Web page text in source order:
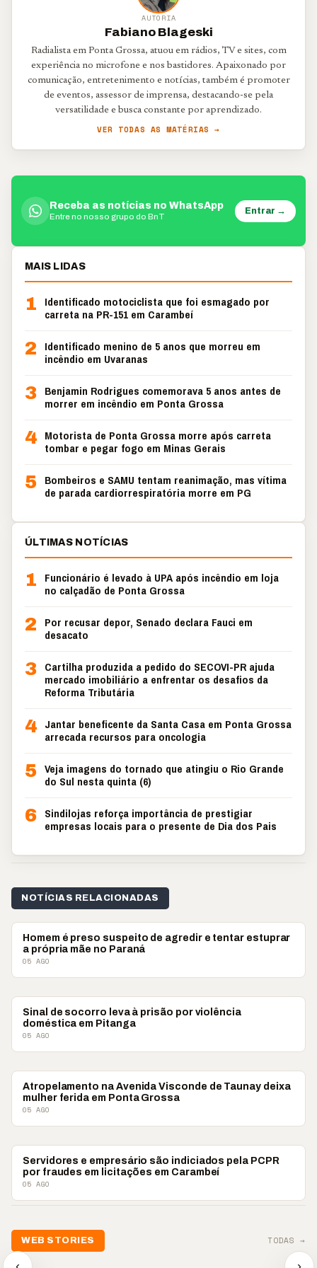
AUTORIA
Fabiano Blageski
Radialista em Ponta Grossa, atuou em rádios, TV e sites, com
experiência no microfone e nos bastidores. Apaixonado por
comunicação, entretenimento e notícias, também é promoter
de eventos, assessor de imprensa, destacando-se pela
versatilidade e busca constante por aprendizado.
VER TODAS AS MATÉRIAS →
Receba as notícias no WhatsApp
Entre no nosso grupo do BnT
Entrar →
MAIS LIDAS
1
Identificado motociclista que foi esmagado por
carreta na PR-151 em Carambeí
2
Identificado menino de 5 anos que morreu em
incêndio em Uvaranas
3 Benjamin Rodrigues comemorava 5 anos antes de
morrer em incêndio em Ponta Grossa
4 Motorista de Ponta Grossa morre após carreta
tombar e pegar fogo em Minas Gerais
5 Bombeiros e SAMU tentam reanimação, mas vítima
de parada cardiorrespiratória morre em PG
ÚLTIMAS NOTÍCIAS
1
Funcionário é levado à UPA após incêndio em loja
no calçadão de Ponta Grossa
2
Por recusar depor, Senado declara Fauci em
desacato
3 Cartilha produzida a pedido do SECOVI-PR ajuda
mercado imobiliário a enfrentar os desafios da
Reforma Tributária
4 Jantar beneficente da Santa Casa em Ponta Grossa
arrecada recursos para oncologia
5 Veja imagens do tornado que atingiu o Rio Grande
do Sul nesta quinta (6)
6 Sindilojas reforça importância de prestigiar
empresas locais para o presente de Dia dos Pais
NOTÍCIAS RELACIONADAS
POLICIAL
Homem é preso suspeito de agredir e tentar estuprar
a própria mãe no Paraná
05 AGO
POLICIAL
Sinal de socorro leva à prisão por violência
doméstica em Pitanga
05 AGO
POLICIAL
Atropelamento na Avenida Visconde de Taunay deixa
mulher ferida em Ponta Grossa
05 AGO
POLICIAL
Servidores e empresário são indiciados pela PCPR
por fraudes em licitações em Carambeí
05 AGO
WEB STORIES TODAS →
🛍️ Atendimento ainda é
🔥 “O